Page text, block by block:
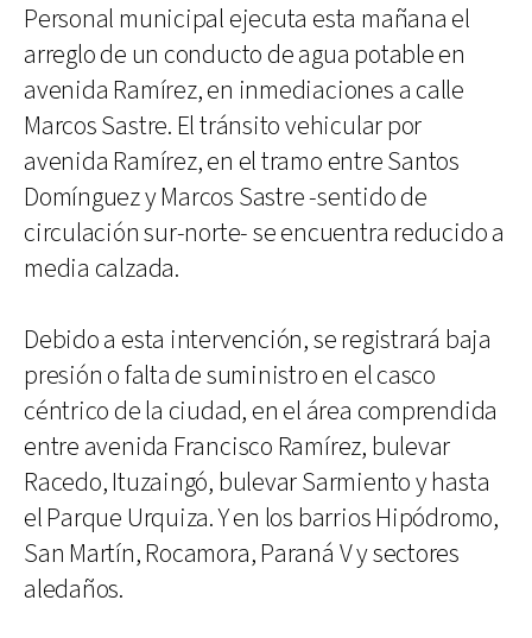
Personal municipal ejecuta esta mañana el
arreglo de un conducto de agua potable en
avenida Ramírez, en inmediaciones a calle
Marcos Sastre. El tránsito vehicular por
avenida Ramírez, en el tramo entre Santos
Domínguez y Marcos Sastre -sentido de
circulación sur-norte- se encuentra reducido a
media calzada.
Debido a esta intervención, se registrará baja
presión o falta de suministro en el casco
céntrico de la ciudad, en el área comprendida
entre avenida Francisco Ramírez, bulevar
Racedo, Ituzaingó, bulevar Sarmiento y hasta
el Parque Urquiza. Y en los barrios Hipódromo,
San Martín, Rocamora, Paraná V y sectores
aledaños.